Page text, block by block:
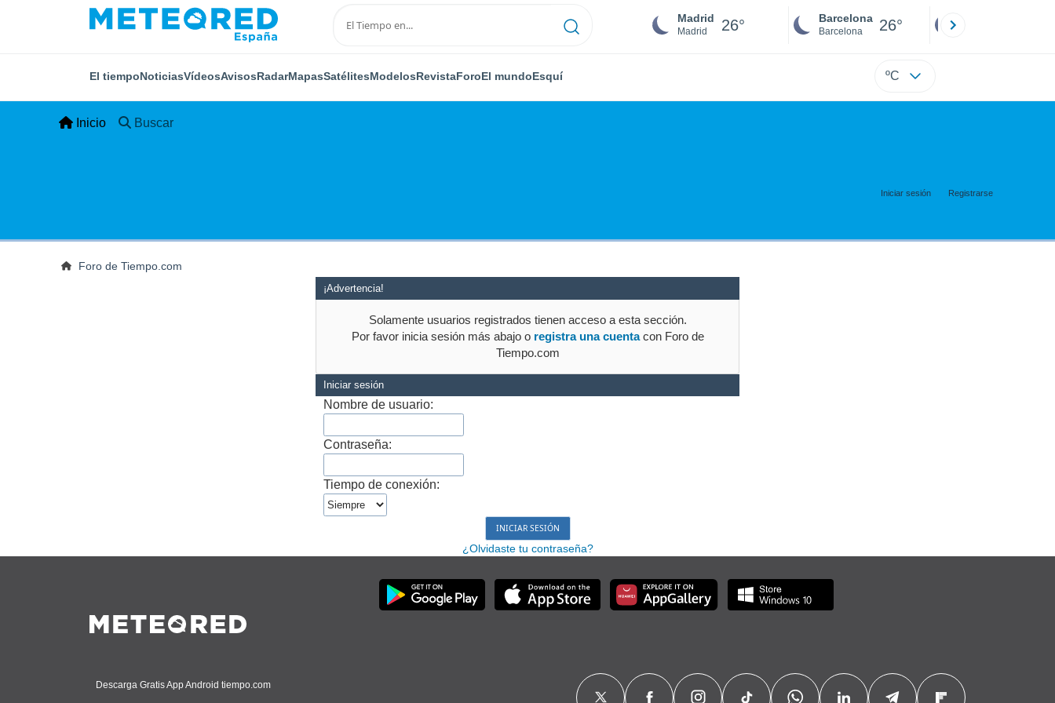
Madrid
Madrid 26° Barcelona
Barcelona 26°
El tiempoNoticiasVídeosAvisosRadarMapasSatélitesModelosRevistaForoEl mundoEsquí ºC
Inicio Buscar
Iniciar sesión Registrarse
Foro de Tiempo.com
¡Advertencia!
Solamente usuarios registrados tienen acceso a esta sección.
Por favor inicia sesión más abajo o registra una cuentacon Foro de
Tiempo.com
Iniciar sesión
Nombre de usuario:
Contraseña:
Tiempo de conexión:
¿Olvidaste tu contraseña?
Descarga Gratis App Android tiempo.com